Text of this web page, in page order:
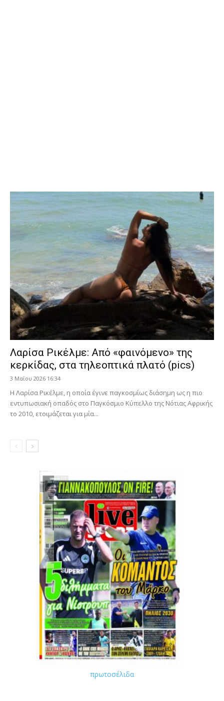
Λαρίσα Ρικέλμε: Από «φαινόμενο» της
κερκίδας, στα τηλεοπτικά πλατό (pics)
3 Μαΐου 2026 16:34
Η Λαρίσα Ρικέλμε, η οποία έγινε παγκοσμίως διάσημη ως η πιο
εντυπωσιακή οπαδός στο Παγκόσμιο Κύπελλο της Νότιας Αφρικής
το 2010, ετοιμάζεται για μία...
πρωτοσέλιδα